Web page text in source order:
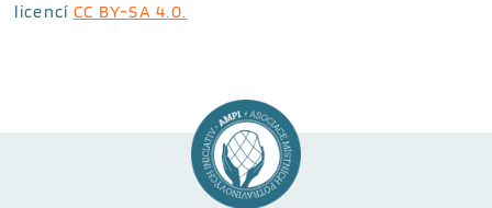
licencí CC BY-SA 4.0.